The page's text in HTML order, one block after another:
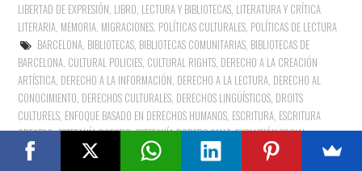
LIBERTAD DE EXPRESIÓN, LIBRO, LECTURA Y BIBLIOTECAS, LITERATURA Y CRÍTICA
LITERARIA, MEMORIA, MIGRACIONES, POLÍTICAS CULTURALES, POLÍTICAS DE LECTURA
BARCELONA, BIBLIOTECAS, BIBLIOTECAS COMUNITARIAS, BIBLIOTECAS DE
BARCELONA, CULTURAL POLICIES, CULTURAL RIGHTS, DERECHO A LA CREACIÓN
ARTÍSTICA, DERECHO A LA INFORMACIÓN, DERECHO A LA LECTURA, DERECHO AL
CONOCIMIENTO, DERECHOS CULTURALES, DERECHOS LINGÜÍSTICOS, DROITS
CULTURELS, ENFOQUE BASADO EN DERECHOS HUMANOS, ESCRITURA, ESCRITURA
CREATIVA,ESTEFANÍA RODERO,ESTEFANÍA RODERO SANZ,EXCLUSIÓN SOCIAL,
FUNCIÓN SOCIAL DE LAS BIBLIOTECAS, HUMAN RIGHTS INCLUSIÓN SOCIAL
INJUSTICIA